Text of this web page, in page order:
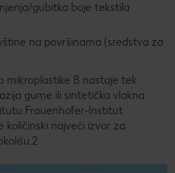
gubitka boje tekstila
na površinama (sredstva za
mikroplastike B nastaje tek
gume ili sintetička vlakna
Frauenhofer-Institut
količinski najveći izvor za